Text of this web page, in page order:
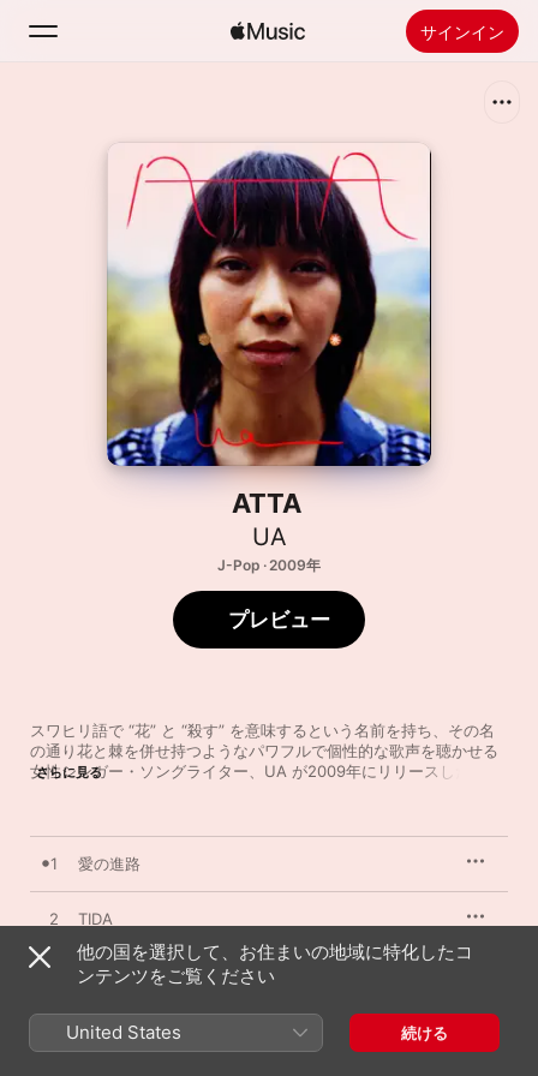
サインイン
新着おすすめ
ラジオ
Apple Musicをインストール
ATTA
UA
J-Pop · 2009年
スワヒリ語で “花” と “殺す” を意味するという名前を持ち、その名
の通り花と棘を併せ持つようなパワフルで個性的な歌声を聴かせる
女性シンガー・ソングライター、UA が2009年にリリースした自身
迎えて制作されたアルバムで、タイトルの「ATTA」とは、生まれた
ばかりの赤ん坊が発した言葉から付けられ、“驚きの音” を意味する
という。第二子の妊娠、出産や、新たな生活サイクルの中から生ま
れた楽曲は、生楽器を主体としながらエレクトロニカのような響き
を持ち、民族音楽的なポリリズムを感じさせながらアンビエントの
というとてもユニークな仕上がり。壮大で、ディープで、エキゾチ
ックで、アーシーで。そして、彼女の発する声と言葉は、時に優し
らではの “驚き” にあふれた作品だ。
さらに見る
プレビュー
1 愛の進路
2 TIDA
3 Purple Rain
KOSMOS
他の国を選択して、お住まいの地域に特化したコ
ンテンツをご覧ください
United States 続ける